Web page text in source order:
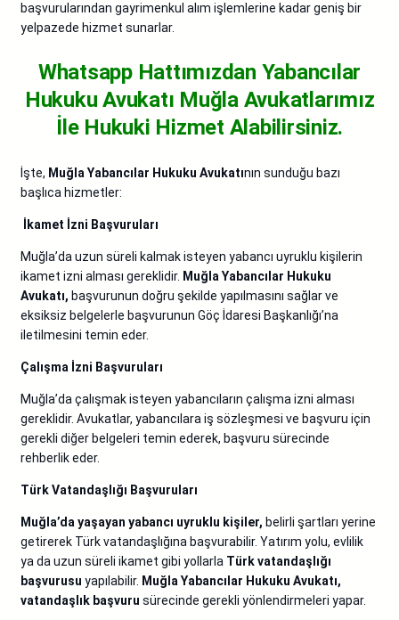
başvurularından gayrimenkul alım işlemlerine kadar geniş bir
yelpazede hizmet sunarlar.
Whatsapp Hattımızdan Yabancılar
Hukuku Avukatı Muğla Avukatlarımız
İle Hukuki Hizmet Alabilirsiniz.
İşte, Muğla Yabancılar Hukuku Avukatının sunduğu bazı
başlıca hizmetler:
İkamet İzni Başvuruları
Muğla’da uzun süreli kalmak isteyen yabancı uyruklu kişilerin
ikamet izni alması gereklidir. Muğla Yabancılar Hukuku
Avukatı, başvurunun doğru şekilde yapılmasını sağlar ve
eksiksiz belgelerle başvurunun Göç İdaresi Başkanlığı’na
iletilmesini temin eder.
Çalışma İzni Başvuruları
Muğla’da çalışmak isteyen yabancıların çalışma izni alması
gereklidir. Avukatlar, yabancılara iş sözleşmesi ve başvuru için
gerekli diğer belgeleri temin ederek, başvuru sürecinde
rehberlik eder.
Türk Vatandaşlığı Başvuruları
Muğla’da yaşayan yabancı uyruklu kişiler, belirli şartları yerine
getirerek Türk vatandaşlığına başvurabilir. Yatırım yolu, evlilik
ya da uzun süreli ikamet gibi yollarla Türk vatandaşlığı
başvurusu yapılabilir. Muğla Yabancılar Hukuku Avukatı,
vatandaşlık başvuru sürecinde gerekli yönlendirmeleri yapar.